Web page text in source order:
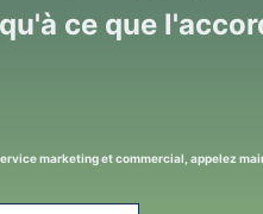
ce que
marketing et commercial, appelez